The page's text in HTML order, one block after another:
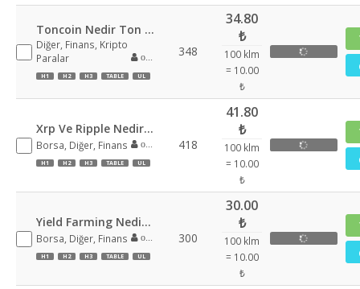
Toncoin Nedir Ton Için Kapsamlı Bir Rehber
Diğer, Finans, Kripto
Paralar
H1 H2 H3 TABLE UL
348
34.80
₺
100 klm
= 10.00
₺
Xrp Ve Ripple Nedir Her Ikisine De Kapsamlı Bir Genel Bakış
Borsa, Diğer, Finans
H1 H2 H3 TABLE UL
418
41.80
₺
100 klm
= 10.00
₺
Yield Farming Nediryeni Başlayanlar Için Kapsamlı Bir El Kitabı
Borsa, Diğer, Finans
H1 H2 H3 TABLE UL
300
30.00
₺
100 klm
= 10.00
₺